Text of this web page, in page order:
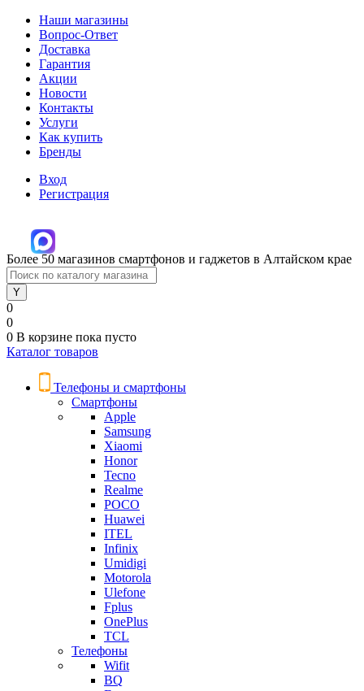
Наши магазины
Вопрос-Ответ
Доставка
Гарантия
Акции
Новости
Контакты
Услуги
Как купить
Бренды
Вход
Регистрация
Более 50 магазинов смартфонов и гаджетов в Алтайском крае
0
0
0 В корзине пока пусто
Каталог товаров
Телефоны и смартфоны
Смартфоны
Apple
Samsung
Xiaomi
Honor
Tecno
Realme
POCO
Huawei
ITEL
Infinix
Umidigi
Motorola
Ulefone
Fplus
OnePlus
TCL
Телефоны
Wifit
BQ